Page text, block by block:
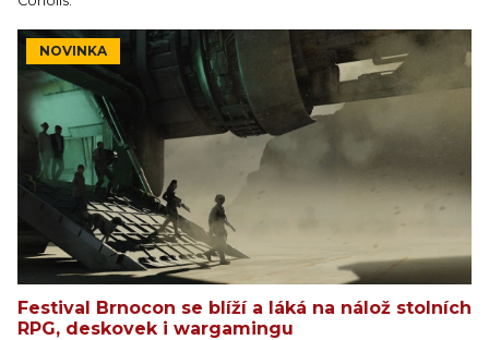
NOVINKA
Festival Brnocon se blíží a láká na nálož stolních
RPG, deskovek i wargamingu